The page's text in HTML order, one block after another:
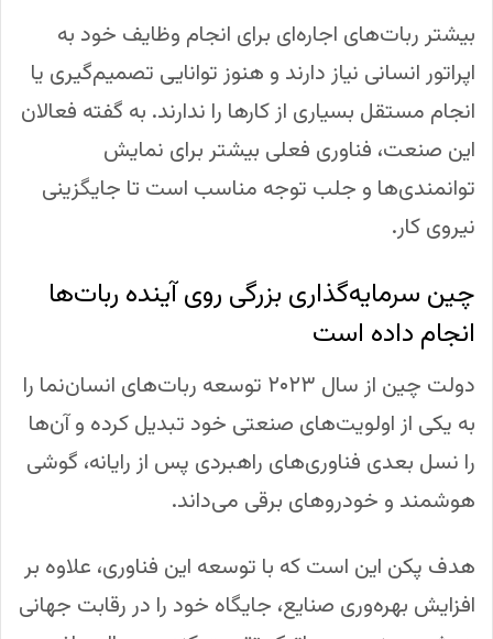
بیشتر ربات‌های اجاره‌ای برای انجام وظایف خود به
اپراتور انسانی نیاز دارند و هنوز توانایی تصمیم‌گیری یا
انجام مستقل بسیاری از کارها را ندارند. به گفته فعالان
این صنعت، فناوری فعلی بیشتر برای نمایش
توانمندی‌ها و جلب توجه مناسب است تا جایگزینی
نیروی کار.
چین سرمایه‌گذاری بزرگی روی آینده ربات‌ها
انجام داده است
دولت چین از سال ۲۰۲۳ توسعه ربات‌های انسان‌نما را
به یکی از اولویت‌های صنعتی خود تبدیل کرده و آن‌ها
را نسل بعدی فناوری‌های راهبردی پس از رایانه، گوشی
هوشمند و خودروهای برقی می‌داند.
هدف پکن این است که با توسعه این فناوری، علاوه بر
افزایش بهره‌وری صنایع، جایگاه خود را در رقابت جهانی